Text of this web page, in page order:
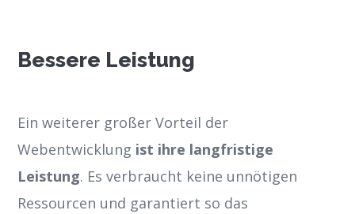
Bessere Leistung
Ein weiterer großer Vorteil der
Webentwicklung ist ihre langfristige
Leistung. Es verbraucht keine unnötigen
Ressourcen und garantiert so das